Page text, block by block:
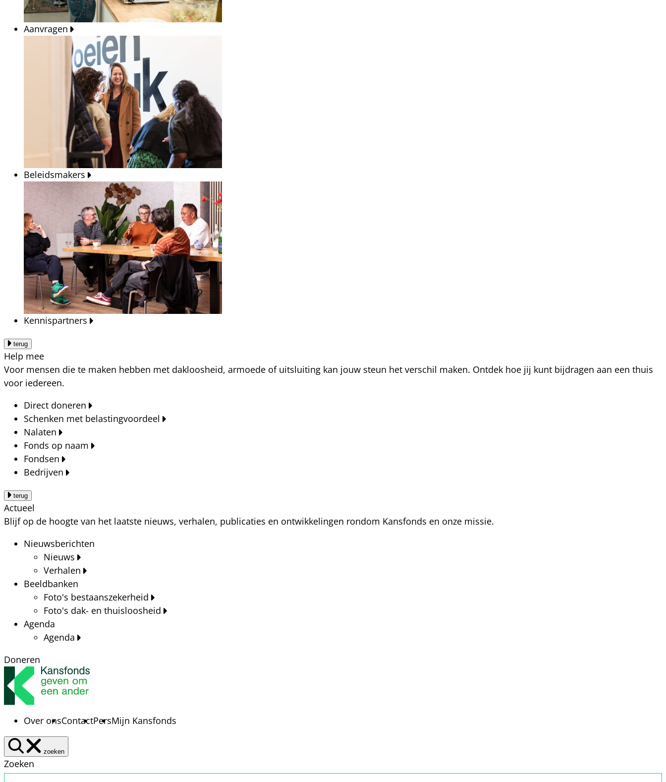
Aanvragen
Beleidsmakers
Kennispartners
terug
Help mee
Voor mensen die te maken hebben met dakloosheid, armoede of uitsluiting kan jouw steun het verschil maken. Ontdek hoe jij kunt bijdragen aan een thuis
voor iedereen.
Direct doneren
Schenken met belastingvoordeel
Nalaten
Fonds op naam
Fondsen
Bedrijven
terug
Actueel
Blijf op de hoogte van het laatste nieuws, verhalen, publicaties en ontwikkelingen rondom Kansfonds en onze missie.
Nieuwsberichten
Nieuws
Verhalen
Beeldbanken
Foto's bestaanszekerheid
Foto's dak- en thuisloosheid
Agenda
Agenda
Doneren
Over onsContactPersMijn Kansfonds
zoeken
Zoeken